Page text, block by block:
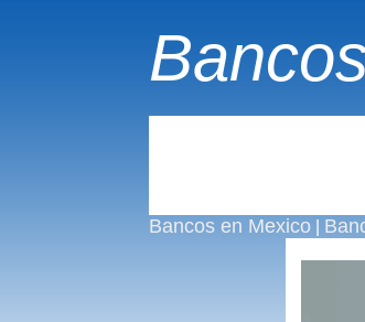
Bancos en Mexico|